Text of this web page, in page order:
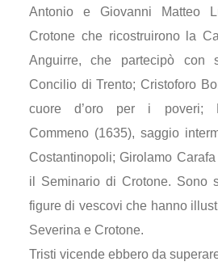
Antonio e Giovanni Matteo
Crotone che ricostruirono la
Anguirre, che partecipò con
Concilio di Trento; Cristoforo
cuore d’oro per i poveri;
Commeno (1635), saggio
Costantinopoli; Girolamo
il Seminario di Crotone. Sono
figure di vescovi che hanno
Severina e Crotone.
Tristi vicende ebbero da